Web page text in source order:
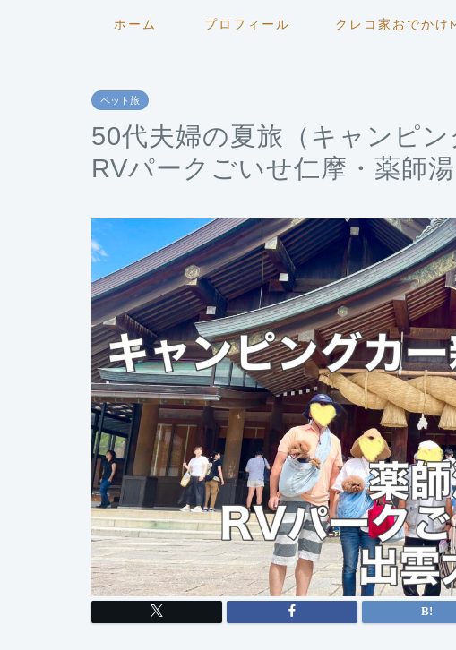
ホーム プロフィール クレコ家おでかけ
ペット旅
50代夫婦の夏旅（キャンピ
RVパークごいせ仁摩・薬師